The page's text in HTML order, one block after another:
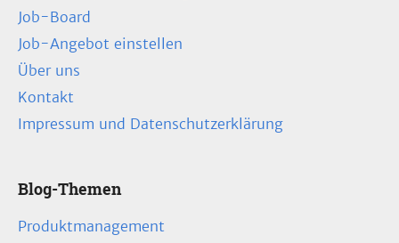
Job-Board
Job-Angebot einstellen
Über uns
Kontakt
Impressum und Datenschutzerklärung
Blog-Themen
Produktmanagement